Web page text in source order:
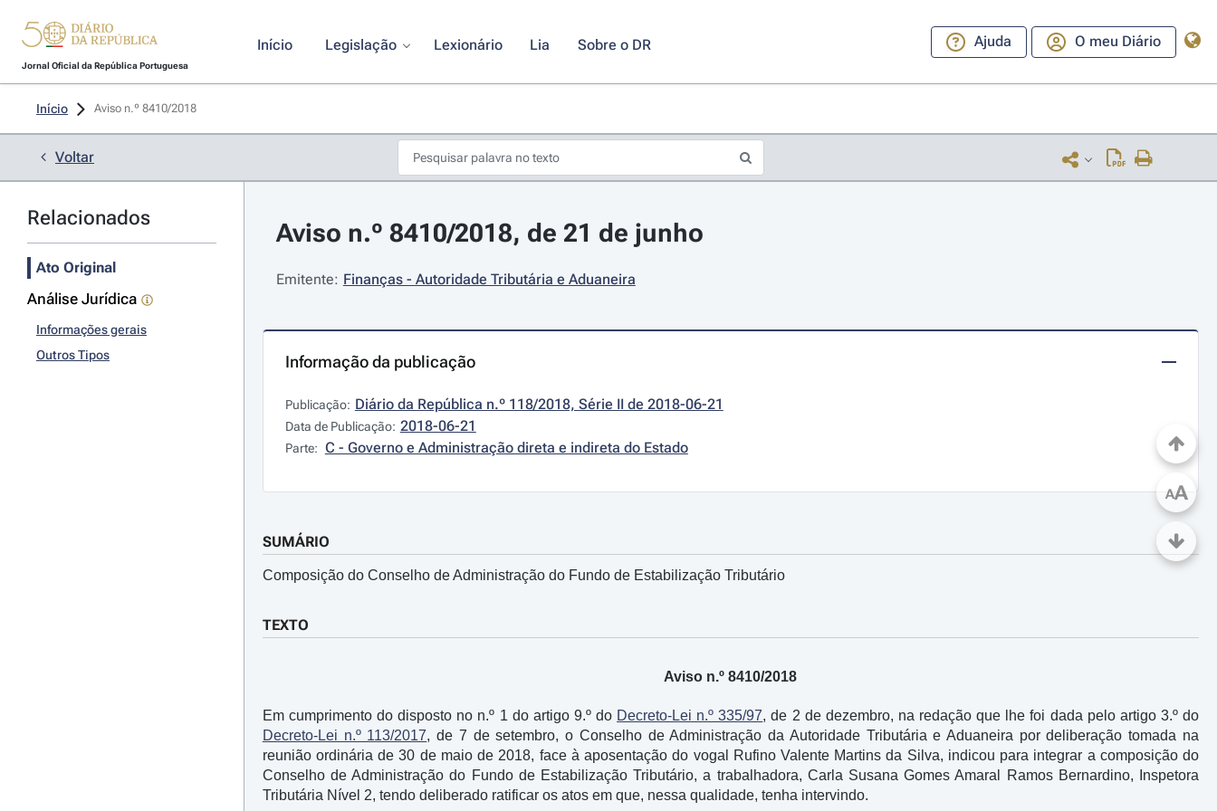
Jornal Oficial da República Portuguesa
Início Legislação Lexionário Lia Sobre o DR Ajuda O meu Diário
Início Aviso n.º 8410/2018
Voltar
Relacionados
Ato Original
Análise Jurídica
Informações gerais
Outros Tipos
Aviso n.º 8410/2018, de 21 de junho
Emitente: Finanças - Autoridade Tributária e Aduaneira
Informação da publicação
Publicação: Diário da República n.º 118/2018, Série II de 2018-06-21
Data de Publicação: 2018-06-21
Parte: C - Governo e Administração direta e indireta do Estado
SUMÁRIO
Composição do Conselho de Administração do Fundo de Estabilização Tributário
TEXTO
Aviso n.º 8410/2018
Em cumprimento do disposto no n.º 1 do artigo 9.º do Decreto-Lei n.º 335/97, de 2 de dezembro, na redação que lhe foi dada pelo artigo 3.º do
Decreto-Lei n.º 113/2017, de 7 de setembro, o Conselho de Administração da Autoridade Tributária e Aduaneira por deliberação tomada na
reunião ordinária de 30 de maio de 2018, face à aposentação do vogal Rufino Valente Martins da Silva, indicou para integrar a composição do
Conselho de Administração do Fundo de Estabilização Tributário, a trabalhadora, Carla Susana Gomes Amaral Ramos Bernardino, Inspetora
Tributária Nível 2, tendo deliberado ratificar os atos em que, nessa qualidade, tenha intervindo.
AA